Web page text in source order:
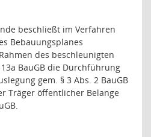
beschließt im Verfahren
Bebauungsplanes
des beschleunigten
BauGB die Durchführung
gem. § 3 Abs. 2 BauGB
Träger öffentlicher Belange